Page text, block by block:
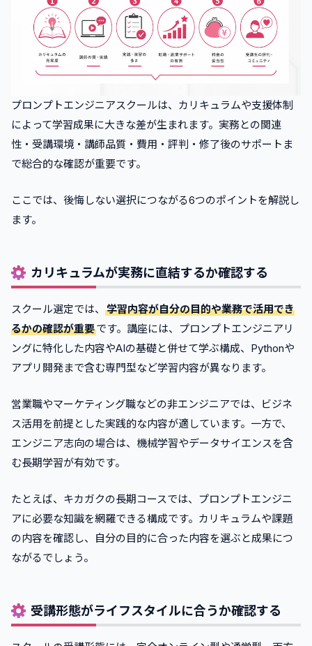
プロンプトエンジニアスクールは、カリキュラムや支援体制
によって学習成果に大きな差が生まれます。実務との関連
性・受講環境・講師品質・費用・評判・修了後のサポートま
で総合的な確認が重要です。
ここでは、後悔しない選択につながる6つのポイントを解説し
ます。
カリキュラムが実務に直結するか確認する
スクール選定では、
学習内容が自分の目的や業務で活用でき
るかの確認が重要です。講座には、プロンプトエンジニアリ
ングに特化した内容やAIの基礎と併せて学ぶ構成、Pythonや
アプリ開発まで含む専門型など学習内容が異なります。
営業職やマーケティング職などの非エンジニアでは、ビジネ
ス活用を前提とした実践的な内容が適しています。一方で、
エンジニア志向の場合は、機械学習やデータサイエンスを含
む長期学習が有効です。
たとえば、キカガクの長期コースでは、プロンプトエンジニ
アに必要な知識を網羅できる構成です。カリキュラムや課題
の内容を確認し、自分の目的に合った内容を選ぶと成果につ
ながるでしょう。
受講形態がライフスタイルに合うか確認する